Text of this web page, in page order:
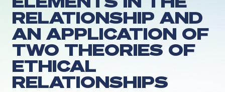
RELATIONSHIP AND
AN APPLICATION OF
TWO THEORIES OF
ETHICAL
RELATIONSHIPS